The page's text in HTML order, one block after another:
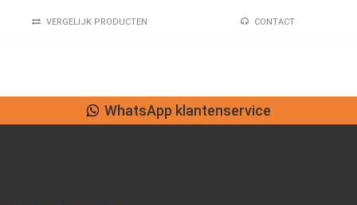
VERGELIJK PRODUCTEN CONTACT
WhatsApp klantenservice